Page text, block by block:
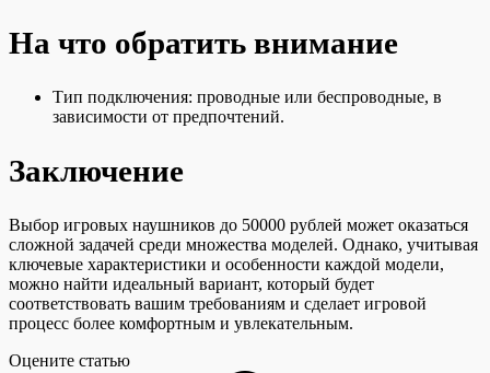
На что обратить внимание
Тип подключения: проводные или беспроводные, в
зависимости от предпочтений.
Заключение
Выбор игровых наушников до 50000 рублей может оказаться
сложной задачей среди множества моделей. Однако, учитывая
ключевые характеристики и особенности каждой модели,
можно найти идеальный вариант, который будет
соответствовать вашим требованиям и сделает игровой
процесс более комфортным и увлекательным.
Оцените статью